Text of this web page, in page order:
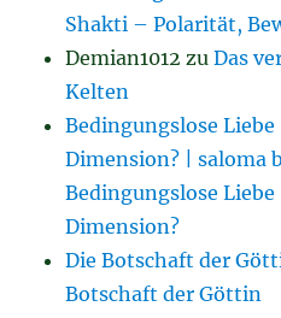
Shakti – Polarität,
Demian1012 zuDas
Kelten
Bedingungslose
Dimension? | saloma
Bedingungslose
Dimension?
Die Botschaft der
Botschaft der Göttin